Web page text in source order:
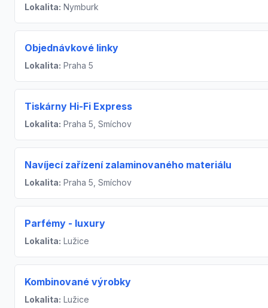
Lokalita: Nymburk
Objednávkové linky
Lokalita: Praha 5
Tiskárny Hi-Fi Express
Lokalita: Praha 5, Smíchov
Navíjecí zařízení zalaminovaného materiálu
Lokalita: Praha 5, Smíchov
Parfémy - luxury
Lokalita: Lužice
Kombinované výrobky
Lokalita: Lužice